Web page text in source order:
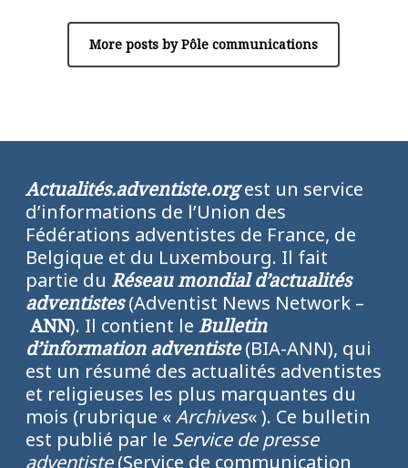
More posts by Pôle communications
Actualités.adventiste.orgest un service
d’informations de l’Union des
Fédérations adventistes de France, de
Belgique et du Luxembourg. Il fait
partie du Réseau mondial d’actualités
adventistes(Adventist News Network –
ANN). Il contient le Bulletin
d’information adventiste(BIA-ANN), qui
est un résumé des actualités adventistes
et religieuses les plus marquantes du
mois (rubrique «Archives« ). Ce bulletin
est publié par le Service de presse
adventiste(Service de communication